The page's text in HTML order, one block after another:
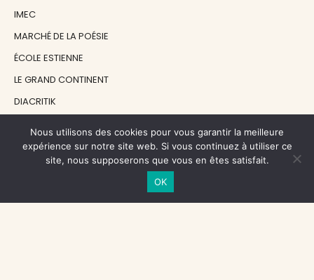
IMEC
MARCHÉ DE LA POÉSIE
ÉCOLE ESTIENNE
LE GRAND CONTINENT
DIACRITIK
NOS SOUTIENS
CENTRE NATIONAL DU LIVRE
Nous utilisons des cookies pour vous garantir la meilleure
expérience sur notre site web. Si vous continuez à utiliser ce
site, nous supposerons que vous en êtes satisfait.
OK